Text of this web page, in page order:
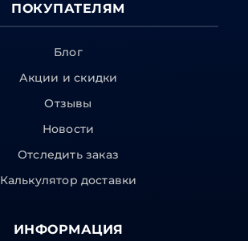
ПОКУПАТЕЛЯМ
Блог
Акции и скидки
Отзывы
Новости
Отследить заказ
Калькулятор доставки
ИНФОРМАЦИЯ